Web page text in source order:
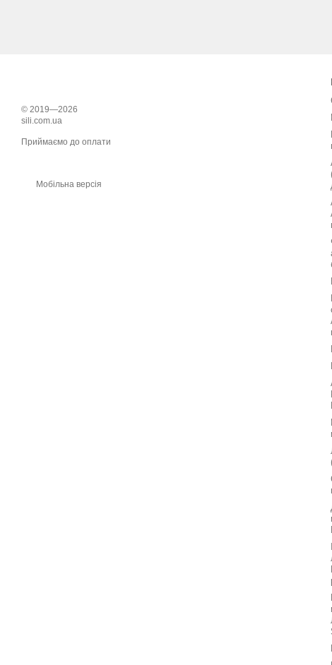
© 2019—2026
sili.com.ua
Приймаємо до оплати
Мобільна версія